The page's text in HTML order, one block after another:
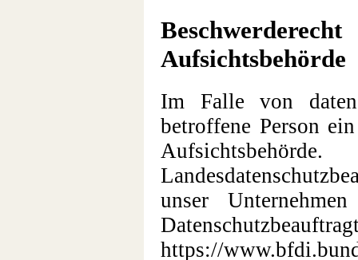
Aufsichtsbehörde
Im Falle von
betroffene Person
unser
https://